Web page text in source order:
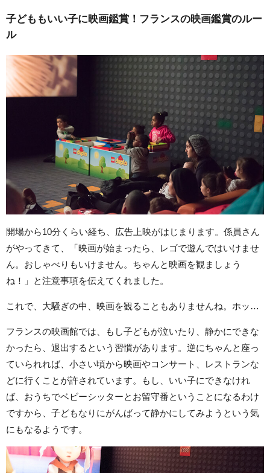
子どももいい子に映画鑑賞！フランスの映画鑑賞のルー
ル
開場から10分くらい経ち、広告上映がはじまります。係員さん
がやってきて、「映画が始まったら、レゴで遊んではいけませ
ん。おしゃべりもいけません。ちゃんと映画を観ましょう
ね！」と注意事項を伝えてくれました。
これで、大騒ぎの中、映画を観ることもありませんね。ホッ…
フランスの映画館では、もし子どもが泣いたり、静かにできな
かったら、退出するという習慣があります。逆にちゃんと座っ
ていられれば、小さい頃から映画やコンサート、レストランな
どに行くことが許されています。もし、いい子にできなけれ
ば、おうちでベビーシッターとお留守番ということになるわけ
ですから、子どもなりにがんばって静かにしてみようという気
にもなるようです。